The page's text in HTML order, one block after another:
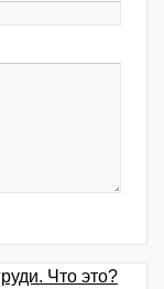
Что это?